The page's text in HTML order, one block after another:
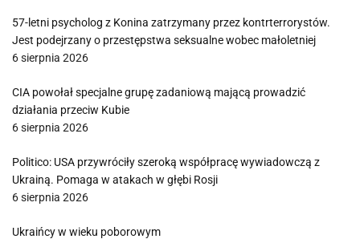
57-letni psycholog z Konina zatrzymany przez kontrterrorystów.
Jest podejrzany o przestępstwa seksualne wobec małoletniej
6 sierpnia 2026
CIA powołał specjalne grupę zadaniową mającą prowadzić
działania przeciw Kubie
6 sierpnia 2026
Politico: USA przywróciły szeroką współpracę wywiadowczą z
Ukrainą. Pomaga w atakach w głębi Rosji
6 sierpnia 2026
Ukraińcy w wieku poborowym